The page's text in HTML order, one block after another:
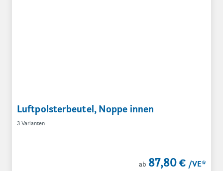
Luftpolsterbeutel, Noppe innen
3 Varianten
ab 87,80 € /VE*